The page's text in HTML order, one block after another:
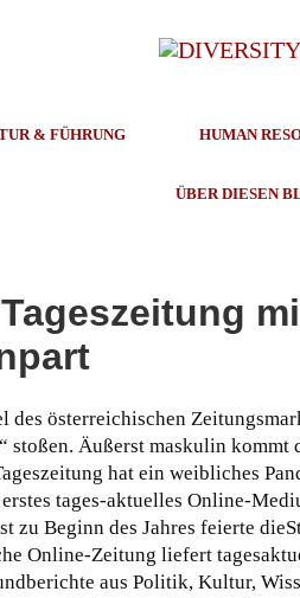
& FÜHRUNG HUMAN
ÜBER DIESEN
des österreichischen
Äußerst maskulin kommt
hat ein weibliches
tages-aktuelles Online-
zu Beginn des Jahres feierte
Online-Zeitung liefert
aus Politik, Kultur,